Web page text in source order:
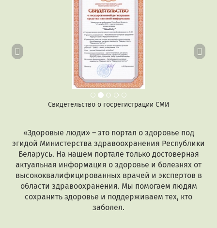
Свидетельство о госрегистрации СМИ
«Здоровые люди» – это портал о здоровье под
эгидой Министерства здравоохранения Республики
Беларусь. На нашем портале только достоверная
актуальная информация о здоровье и болезнях от
высококвалифицированных врачей и экспертов в
области здравоохранения. Мы помогаем людям
сохранить здоровье и поддерживаем тех, кто
заболел.